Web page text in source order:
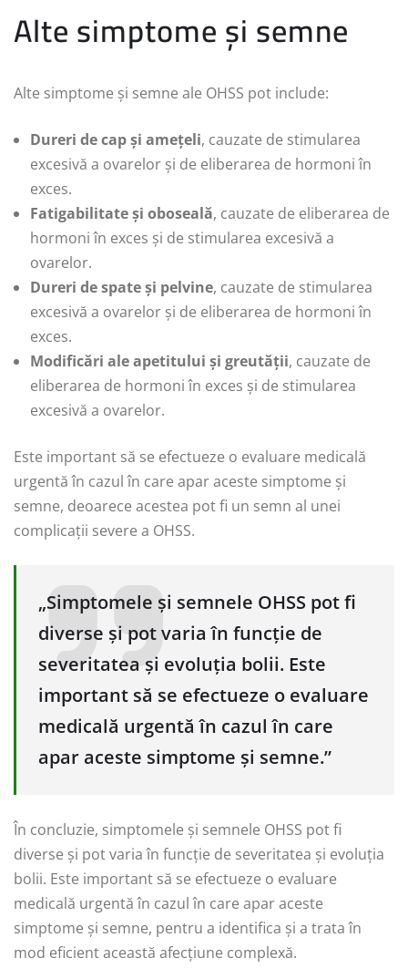
Alte simptome și semne
Alte simptome și semne ale OHSS pot include:
Dureri de cap și amețeli, cauzate de stimularea
excesivă a ovarelor și de eliberarea de hormoni în
exces.
Fatigabilitate și oboseală, cauzate de eliberarea de
hormoni în exces și de stimularea excesivă a
ovarelor.
Dureri de spate și pelvine, cauzate de stimularea
excesivă a ovarelor și de eliberarea de hormoni în
exces.
Modificări ale apetitului și greutății, cauzate de
eliberarea de hormoni în exces și de stimularea
excesivă a ovarelor.
Este important să se efectueze o evaluare medicală
urgentă în cazul în care apar aceste simptome și
semne, deoarece acestea pot fi un semn al unei
complicații severe a OHSS.
„Simptomele și semnele OHSS pot fi
diverse și pot varia în funcție de
severitatea și evoluția bolii. Este
important să se efectueze o evaluare
medicală urgentă în cazul în care
apar aceste simptome și semne.”
În concluzie, simptomele și semnele OHSS pot fi
diverse și pot varia în funcție de severitatea și evoluția
bolii. Este important să se efectueze o evaluare
medicală urgentă în cazul în care apar aceste
simptome și semne, pentru a identifica și a trata în
mod eficient această afecțiune complexă.